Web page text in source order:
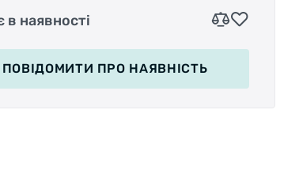
регулювання кута нахилу сідла і
сідла "вперед-назад" по рейках
Якісний алюміній, вироблений в
в наявності
ПОВІДОМИТИ ПРО НАЯВНІСТЬ